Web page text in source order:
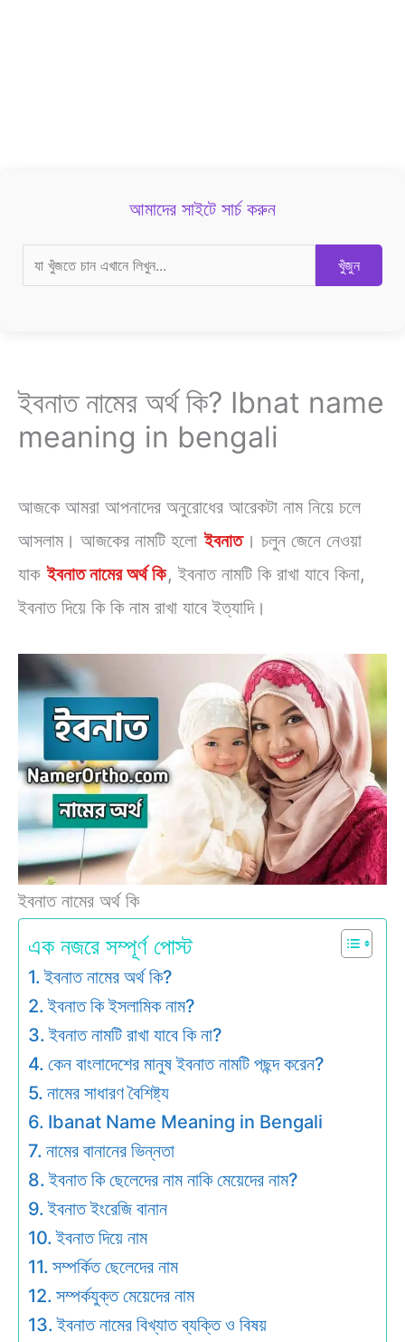
আমাদের সাইটে সার্চ করুন
খুঁজুন
ইবনাত নামের অর্থ কি? Ibnat name
meaning in bengali
আজকে আমরা আপনাদের অনুরোধের আরেকটা নাম নিয়ে চলে
আসলাম। আজকের নামটি হলো ইবনাত । চলুন জেনে নেওয়া
যাক ইবনাত নামের অর্থ কি, ইবনাত নামটি কি রাখা যাবে কিনা,
ইবনাত দিয়ে কি কি নাম রাখা যাবে ইত্যাদি।
ইবনাত নামের অর্থ কি
এক নজরে সম্পূর্ণ পোস্ট
ইবনাত নামের অর্থ কি?
ইবনাত কি ইসলামিক নাম?
ইবনাত নামটি রাখা যাবে কি না?
কেন বাংলাদেশের মানুষ ইবনাত নামটি পছন্দ করেন?
নামের সাধারণ বৈশিষ্ট্য
Ibanat Name Meaning in Bengali
নামের বানানের ভিন্নতা
ইবনাত কি ছেলেদের নাম নাকি মেয়েদের নাম?
ইবনাত ইংরেজি বানান
ইবনাত দিয়ে নাম
সম্পর্কিত ছেলেদের নাম
সম্পর্কযুক্ত মেয়েদের নাম
ইবনাত নামের বিখ্যাত ব্যক্তি ও বিষয়